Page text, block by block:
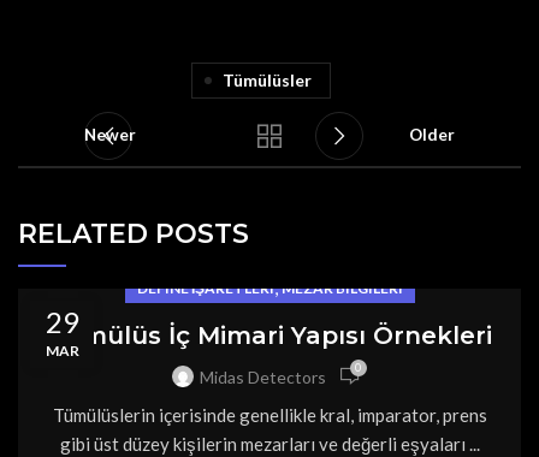
Tümülüsler
Newer Older
RELATED POSTS
29
MAR
DEFINE İŞARETLERI,MEZAR BILGILERI
Tümülüs İç Mimari Yapısı Örnekleri
Midas Detectors 0
Tümülüslerin içerisinde genellikle kral, imparator, prens
gibi üst düzey kişilerin mezarları ve değerli eşyaları ...